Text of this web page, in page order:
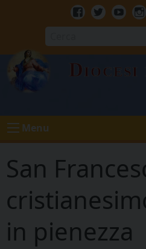
Facebook
Twitter
Menu
San
in pienezza